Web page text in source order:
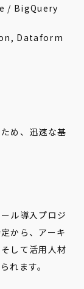
/ BigQuery
Dataform
め、迅速な基
ル導入プロジ
から、アーキ
して活用人材
れます。